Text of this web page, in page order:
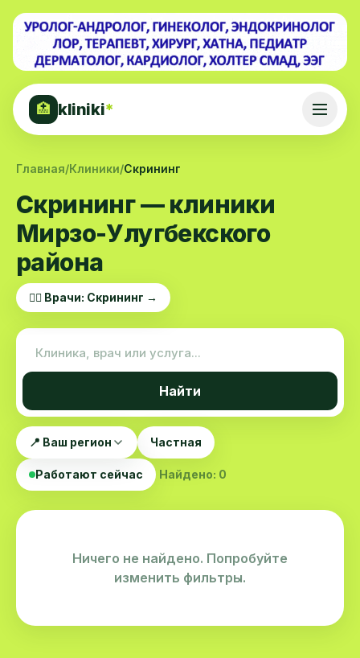
🏥 kliniki*
Главная/Клиники/Скрининг
Скрининг — клиники
Мирзо-Улугбекского
района
👨‍⚕️ Врачи: Скрининг →
Найти
📍 Ваш регион Частная
Работают сейчас Найдено: 0
Ничего не найдено. Попробуйте
изменить фильтры.